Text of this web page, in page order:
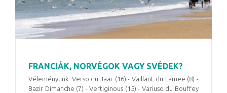
FRANCIÁK, NORVÉGOK VAGY SVÉDEK?
Véleményünk: Verso du Jaar (16) - Vaillant du Lamee (8) -
Bazir Dimanche (7) - Vertiginous (15) - Variuso du Bouffey